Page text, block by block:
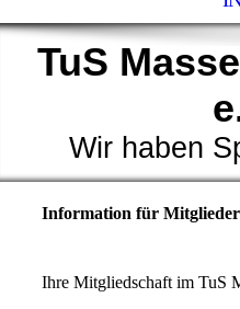
TuS
Wir haben
Information für Mitglieder
Ihre Mitgliedschaft im TuS